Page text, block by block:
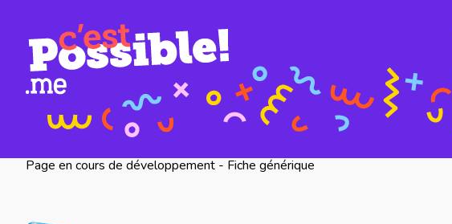
Page en cours de développement - Fiche générique